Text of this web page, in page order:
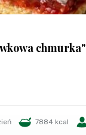
chmurka"
7884 kcal